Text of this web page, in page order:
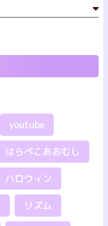
youtube
はらぺこあおむし
ハロウィン
リズム